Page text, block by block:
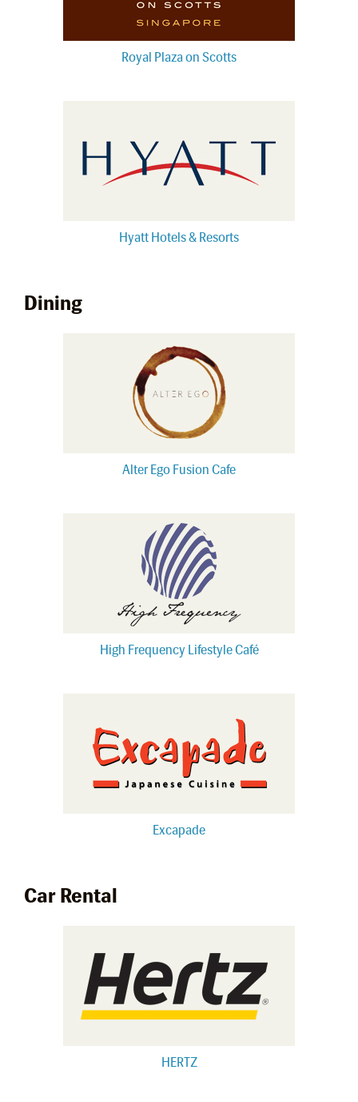
Royal Plaza on Scotts
Hyatt Hotels & Resorts
Dining
Alter Ego Fusion Cafe
High Frequency Lifestyle Café
Excapade
Car Rental
HERTZ